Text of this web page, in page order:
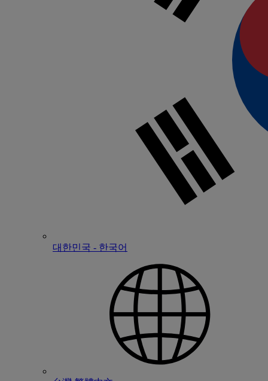
대한민국 - 한국어